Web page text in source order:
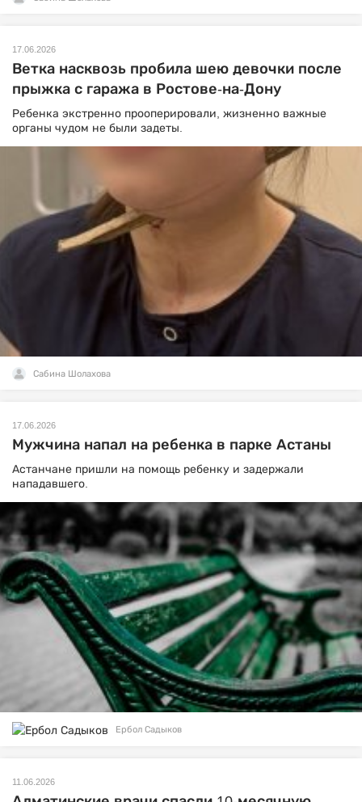
17.06.2026
Ветка насквозь пробила шею девочки после
прыжка с гаража в Ростове-на-Дону
Ребенка экстренно прооперировали, жизненно важные
органы чудом не были задеты.
Сабина Шолахова
17.06.2026
Мужчина напал на ребенка в парке Астаны
Астанчане пришли на помощь ребенку и задержали
нападавшего.
Ербол Садыков
11.06.2026